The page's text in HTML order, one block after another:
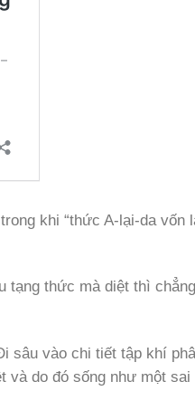
khi “thức A-lại-da vốn
tạng thức mà diệt thì
sâu vào chi tiết tập khí
và do đó sống như một